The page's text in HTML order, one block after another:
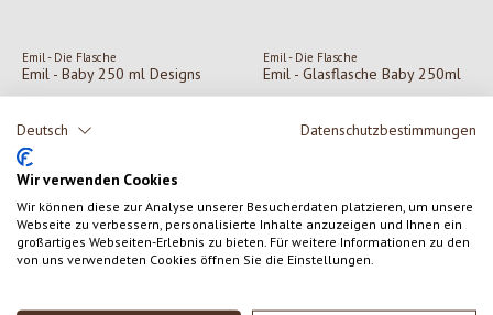
Deutsch Datenschutzbestimmungen
Wir verwenden Cookies
Wir können diese zur Analyse unserer Besucherdaten platzieren, um unsere
Webseite zu verbessern, personalisierte Inhalte anzuzeigen und Ihnen ein
großartiges Webseiten-Erlebnis zu bieten. Für weitere Informationen zu den
von uns verwendeten Cookies öffnen Sie die Einstellungen.
Emil - Die Flasche
Emil - Baby 250 ml Designs
Regulärer Preis:
18,90 €
Emil - Die Flasche
Emil - Glasflasche Baby 250ml